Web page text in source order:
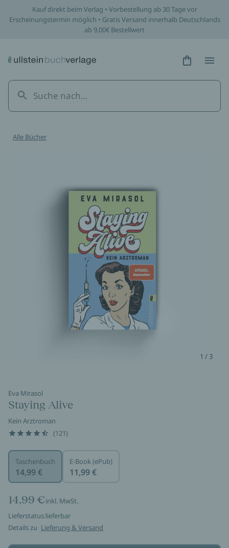
Kauf direkt beim Verlag • Vorbestellung ab 30 Tage vor
Erscheinungstermin möglich • Gratis Versand innerhalb Deutschlands
ab 9,00€ Bestellwert
Hidden
Alle Bücher
1 / 3
Eva Mirasol
Staying Alive
Kein Arztroman
(121)
Taschenbuch
14,99 €
E-Book (ePub)
11,99 €
14,99 €inkl. MwSt.
Lieferstatus:lieferbar
Details zu Lieferung & Versand